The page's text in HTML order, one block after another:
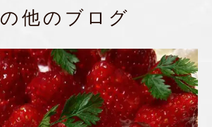
他のブログ